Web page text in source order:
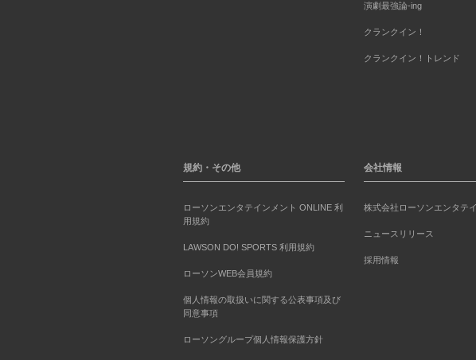
演劇最強論-ing
クランクイン！
クランクイン！トレンド
規約・その他
ローソンエンタテインメント ONLINE 利
用規約
LAWSON DO! SPORTS 利用規約
ローソンWEB会員規約
個人情報の取扱いに関する公表事項及び
同意事項
ローソングループ個人情報保護方針
会社情報
株式会社ローソンエンタテ
ニュースリリース
採用情報